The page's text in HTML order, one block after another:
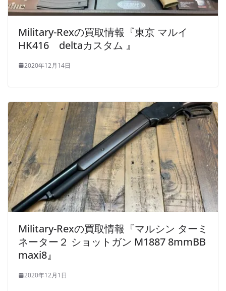
Military-Rexの買取情報『東京 マルイ
HK416 deltaカスタム 』
2020年12月14日
Military-Rexの買取情報『マルシン ターミ
ネーター２ ショットガン M1887 8mmBB
maxi8』
2020年12月1日